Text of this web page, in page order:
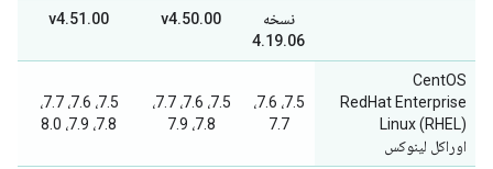
نسخه
4.19.06
v4.50.00
v4.51.00
CentOS
RedHat Enterprise
Linux (RHEL)
اوراکل لینوکس
7.5، 7.6،
7.7
7.5، 7.6، 7.7،
7.8، 7.9
7.5، 7.6، 7.7،
7.8، 7.9، 8.0